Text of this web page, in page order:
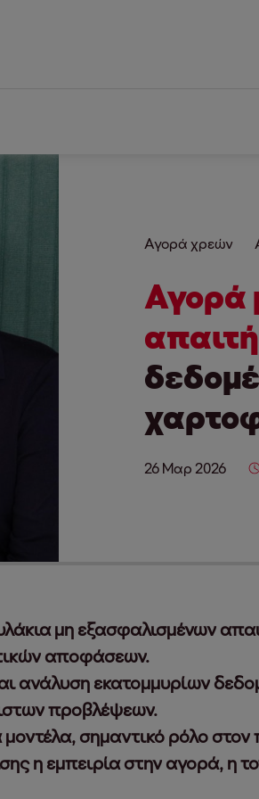
Αγορά χρεών
Αγορά
26 Μαρ 2026
μη εξασφαλισμένων
αποφάσεων.
ανάλυση εκατομμυρίων
προβλέψεων.
σημαντικό ρόλο στον
η εμπειρία στην αγορά, η